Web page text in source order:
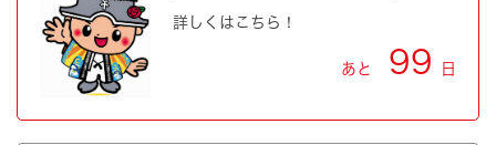
詳しくはこちら！
あと 99 日